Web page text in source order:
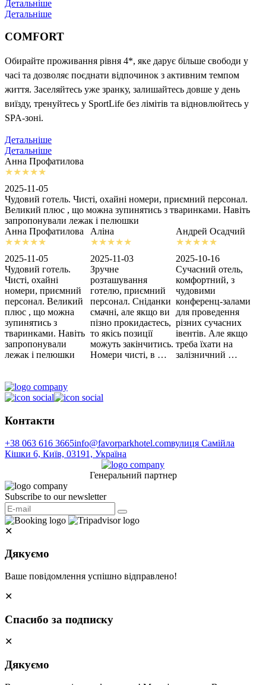
Детальніше
Детальніше
COMFORT
Обирайте проживання рівня 4*, яке дарує більше свободи у
часі та дозволяє поєднати відпочинок з активним темпом
життя. Заселяйтесь уже зранку, залишайтесь довше у день
виїзду, тренуйтесь у SportLife без лімітів та відновлюйтесь у
SPA-зоні.
Детальніше
Детальніше
Анна Профатилова
2025-11-05
Чудовий готель. Чисті, охайні номери, приємний персонал.
Великий плюс , що можна зупинятись з тваринками. Навіть
запропонували лежак і пелюшки
Анна Профатилова
2025-11-05
Чудовий готель.
Чисті, охайні
номери, приємний
персонал. Великий
плюс , що можна
зупинятись з
тваринками. Навіть
запропонували
лежак і пелюшки
Аліна
2025-11-03
Зручне
розташування
готелю, приємний
персонал. Сніданки
смачні, але якщо ви
пізно прокидаєтесь,
то якісь позиції
можуть закінчитись.
Номери чисті, в …
Андрей Осадчий
2025-10-16
Сучасний отель,
комфортний, з
чудовими
конференц-залами
для проведення
різних сучасних
івентів. Але якщо
треба їхати на
залізничний …
Контакти
+38 063 616 3665info@favorparkhotel.comвулиця Самійла
Кішки 6, Київ, 03191, Україна
Генеральний партнер
Subscribe to our newsletter
✕
Дякуємо
Ваше повідомлення успішно відправлено!
✕
Спасибо за подписку
✕
Дякуємо